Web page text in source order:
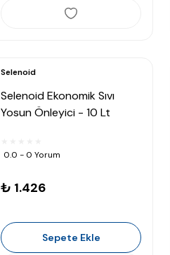
Selenoid
Selenoid Ekonomik Sıvı
Yosun Önleyici - 10 Lt
0.0 - 0 Yorum
₺ 1.426
Sepete Ekle